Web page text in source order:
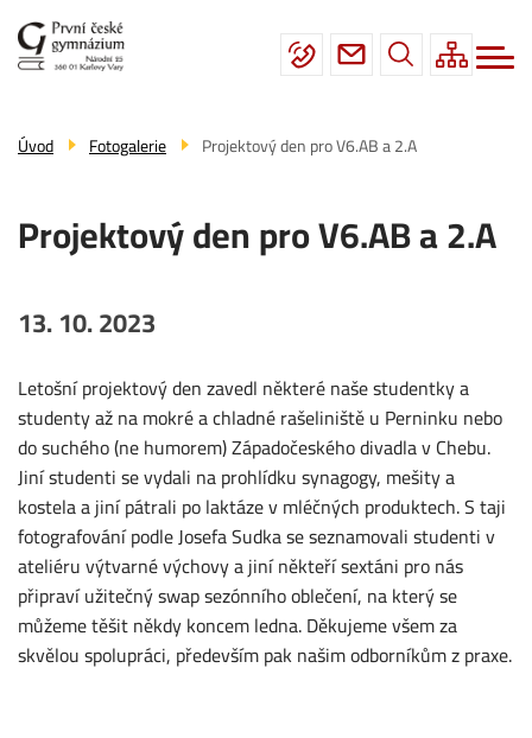
Přejít
hlavnímu
Menu
navigace
Škola
Studium
Kontakty
Úvod Fotogalerie Projektový den pro V6.AB a 2.A
Projektový den pro V6.AB a 2.A
13. 10. 2023
Letošní projektový den zavedl některé naše studentky a
studenty až na mokré a chladné rašeliniště u Perninku nebo
do suchého (ne humorem) Západočeského divadla v Chebu.
Jiní studenti se vydali na prohlídku synagogy, mešity a
kostela a jiní pátrali po laktáze v mléčných produktech. S taji
fotografování podle Josefa Sudka se seznamovali studenti v
ateliéru výtvarné výchovy a jiní někteří sextáni pro nás
připraví užitečný swap sezónního oblečení, na který se
můžeme těšit někdy koncem ledna. Děkujeme všem za
skvělou spolupráci, především pak našim odborníkům z praxe.